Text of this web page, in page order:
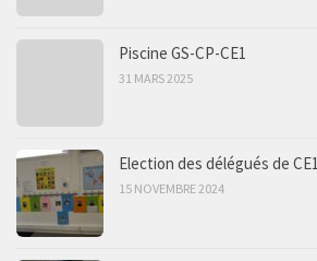
Piscine GS-CP-CE1
31 MARS 2025
Election des délégués de CE1
15 NOVEMBRE 2024